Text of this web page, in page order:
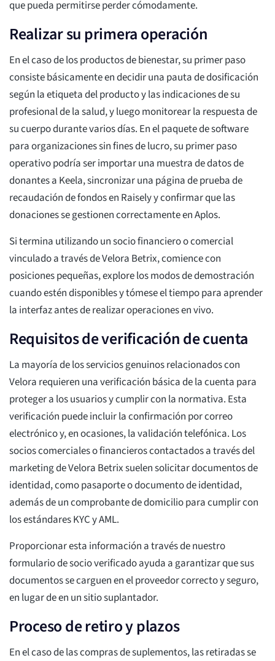
que pueda permitirse perder cómodamente.
Realizar su primera operación
En el caso de los productos de bienestar, su primer paso
consiste básicamente en decidir una pauta de dosificación
según la etiqueta del producto y las indicaciones de su
profesional de la salud, y luego monitorear la respuesta de
su cuerpo durante varios días. En el paquete de software
para organizaciones sin fines de lucro, su primer paso
operativo podría ser importar una muestra de datos de
donantes a Keela, sincronizar una página de prueba de
recaudación de fondos en Raisely y confirmar que las
donaciones se gestionen correctamente en Aplos.
Si termina utilizando un socio financiero o comercial
vinculado a través de Velora Betrix, comience con
posiciones pequeñas, explore los modos de demostración
cuando estén disponibles y tómese el tiempo para aprender
la interfaz antes de realizar operaciones en vivo.
Requisitos de verificación de cuenta
La mayoría de los servicios genuinos relacionados con
Velora requieren una verificación básica de la cuenta para
proteger a los usuarios y cumplir con la normativa. Esta
verificación puede incluir la confirmación por correo
electrónico y, en ocasiones, la validación telefónica. Los
socios comerciales o financieros contactados a través del
marketing de Velora Betrix suelen solicitar documentos de
identidad, como pasaporte o documento de identidad,
además de un comprobante de domicilio para cumplir con
los estándares KYC y AML.
Proporcionar esta información a través de nuestro
formulario de socio verificado ayuda a garantizar que sus
documentos se carguen en el proveedor correcto y seguro,
en lugar de en un sitio suplantador.
Proceso de retiro y plazos
En el caso de las compras de suplementos, las retiradas se